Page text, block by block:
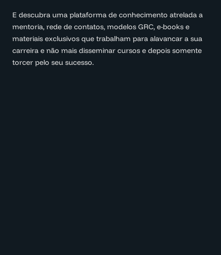
E descubra uma plataforma de conhecimento atrelada a
mentoria, rede de contatos, modelos GRC, e-books e
materiais exclusivos que trabalham para alavancar a sua
carreira e não mais disseminar cursos e depois somente
torcer pelo seu sucesso.